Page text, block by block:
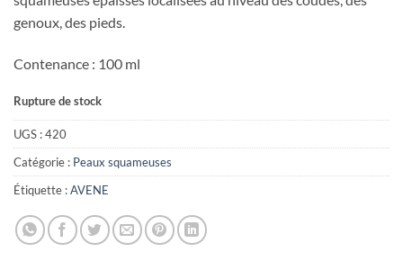
genoux, des pieds.
Contenance : 100 ml
Rupture de stock
UGS :420
Catégorie : Peaux squameuses
Étiquette :AVENE